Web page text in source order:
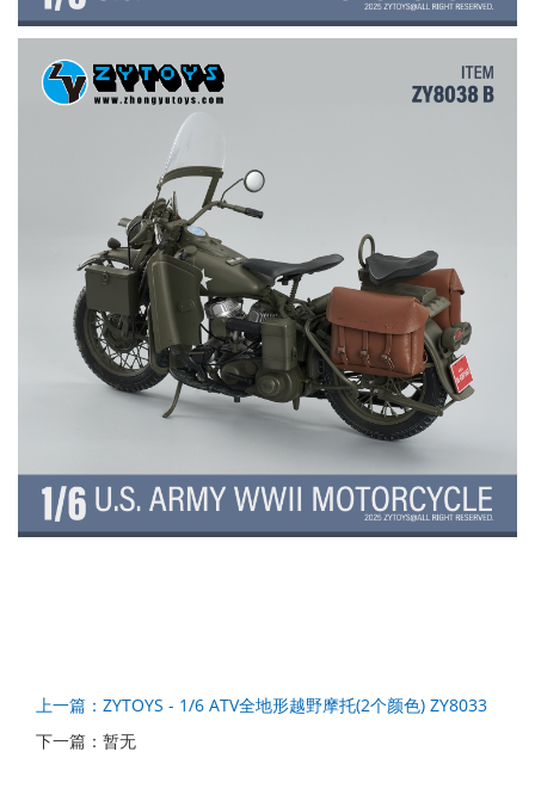
上一篇：ZYTOYS - 1/6 ATV全地形越野摩托(2个颜色) ZY8033
下一篇：暂无